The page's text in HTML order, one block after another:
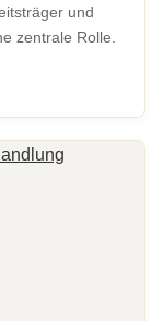
und
zentrale Rolle.